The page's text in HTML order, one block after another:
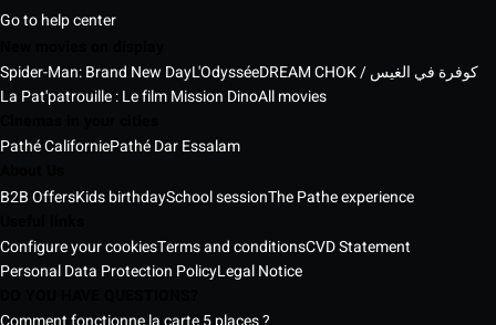
Go to help center
Spider-Man: Brand New DayL'Odyssée
DREAM CHOK / كوفرة في الغيس
La Pat'patrouille : Le film Mission DinoAll movies
Pathé CaliforniePathé Dar Essalam
B2B OffersKids birthdaySchool sessionThe Pathe experience
Configure your cookiesTerms and conditionsCVD Statement
Personal Data Protection PolicyLegal Notice